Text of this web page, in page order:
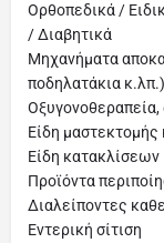
Ορθοπεδικά /
/ Διαβητικά
Μηχανήματα
ποδηλατάκια κ.λπ.)
Οξυγονοθεραπεία,
Είδη
Είδη κατακλίσεων
Προϊόντα
Διαλείποντες
Εντερική σίτιση